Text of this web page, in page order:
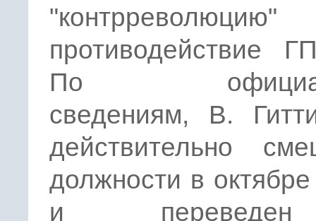
противодействие
По
сведениям, В.
действительно
должности в октябре
и